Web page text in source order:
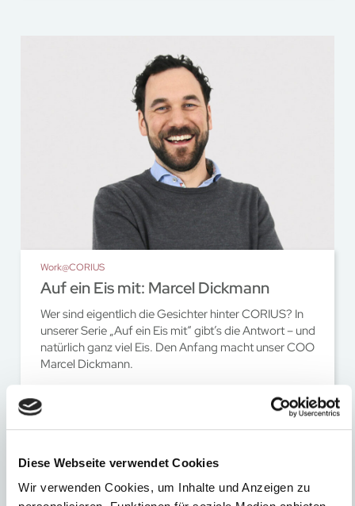
Diese Webseite verwendet Cookies
Wir verwenden Cookies, um Inhalte und Anzeigen zu
Work@CORIUS
Auf ein Eis mit: Marcel Dickmann
Wer sind eigentlich die Gesichter hinter CORIUS? In
unserer Serie „Auf ein Eis mit“ gibt’s die Antwort – und
natürlich ganz viel Eis. Den Anfang macht unser COO
Marcel Dickmann.